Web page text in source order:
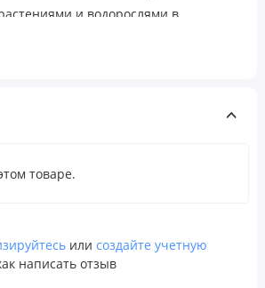
и водорослями в
Хлорофилл может действовать
в качестве внутреннего
по применению
товаре.
или создайте учетную
написать отзыв